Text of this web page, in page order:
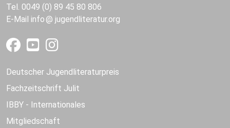
Tel. 0049 (0) 89 45 80 806
E-Mail info jugendliteratur.org
Deutscher Jugendliteraturpreis
Fachzeitschrift Julit
IBBY - Internationales
Mitgliedschaft